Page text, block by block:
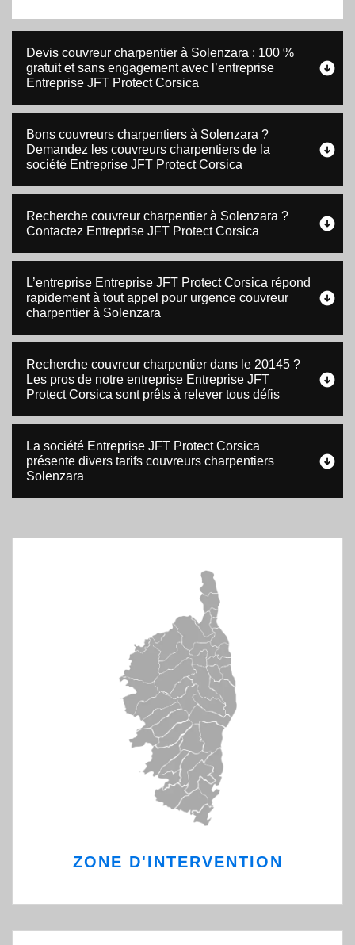
Devis couvreur charpentier à Solenzara : 100 %
gratuit et sans engagement avec l’entreprise
Entreprise JFT Protect Corsica
Bons couvreurs charpentiers à Solenzara ?
Demandez les couvreurs charpentiers de la
société Entreprise JFT Protect Corsica
Recherche couvreur charpentier à Solenzara ?
Contactez Entreprise JFT Protect Corsica
L’entreprise Entreprise JFT Protect Corsica répond
rapidement à tout appel pour urgence couvreur
charpentier à Solenzara
Recherche couvreur charpentier dans le 20145 ?
Les pros de notre entreprise Entreprise JFT
Protect Corsica sont prêts à relever tous défis
La société Entreprise JFT Protect Corsica
présente divers tarifs couvreurs charpentiers
Solenzara
ZONE D'INTERVENTION